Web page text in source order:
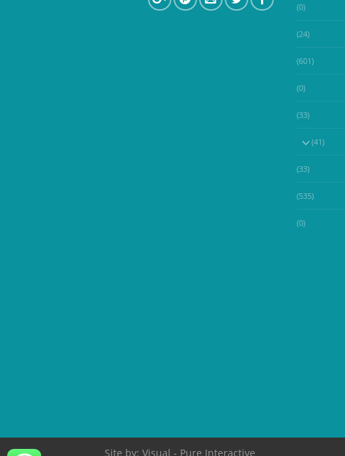
(0)
(24)
(601)
(0)
(33)
(41)
(33)
(535)
(0)
Site by: Visual - Pure Interactive